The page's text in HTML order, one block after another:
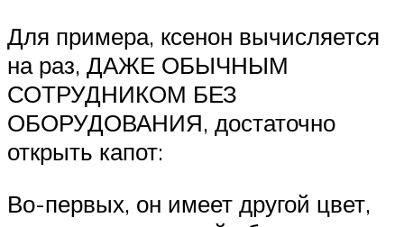
Для примера, ксенон вычисляется
на раз, ДАЖЕ ОБЫЧНЫМ
СОТРУДНИКОМ БЕЗ
ОБОРУДОВАНИЯ, достаточно
открыть капот:
Во-первых, он имеет другой цвет,